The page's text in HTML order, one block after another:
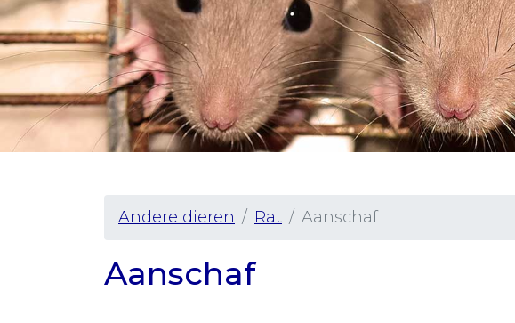
Dierenarts
Ontwormen
Vaccineren
Urgentie
Rassen
Andere dieren Rat Aanschaf
Aanschaf